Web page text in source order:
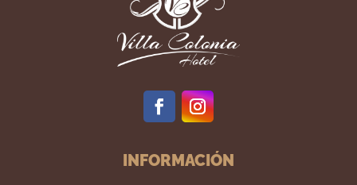
INFORMACIÓN